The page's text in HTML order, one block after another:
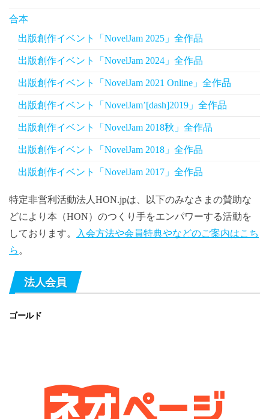
合本
出版創作イベント「NovelJam 2025」全作品
出版創作イベント「NovelJam 2024」全作品
出版創作イベント「NovelJam 2021 Online」全作品
出版創作イベント「NovelJam’[dash]2019」全作品
出版創作イベント「NovelJam 2018秋」全作品
出版創作イベント「NovelJam 2018」全作品
出版創作イベント「NovelJam 2017」全作品
特定非営利活動法人HON.jpは、以下のみなさまの賛助な
どにより本（HON）のつくり手をエンパワーする活動を
しております。
入会方法や会員特典やなどのご案内はこち
ら 。
法人会員
ゴールド